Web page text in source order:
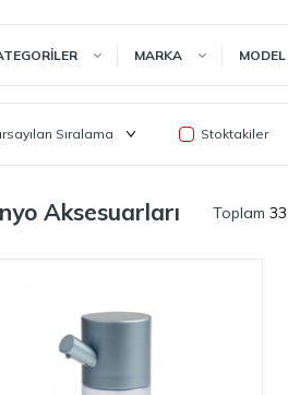
MARKA MODEL
Stoktakiler
Aksesuarları Toplam 33